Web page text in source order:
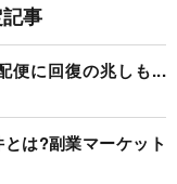
事
便に回復の兆しも...
は?副業マーケット